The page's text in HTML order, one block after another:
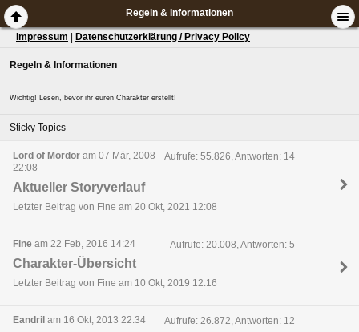
Regeln & Informationen
Impressum Datenschutzerklärung / Privacy Policy
Regeln & Informationen
Wichtig! Lesen, bevor ihr euren Charakter erstellt!
Sticky Topics
Lord of Mordor am 07 Mär, 2008
22:08
Aufrufe: 55.826, Antworten: 14
Aktueller Storyverlauf
Letzter Beitrag von Fine am 20 Okt, 2021 12:08
Fine am 22 Feb, 2016 14:24 Aufrufe: 20.008, Antworten: 5
Charakter-Übersicht
Letzter Beitrag von Fine am 10 Okt, 2019 12:16
Eandril am 16 Okt, 2013 22:34 Aufrufe: 26.872, Antworten: 12